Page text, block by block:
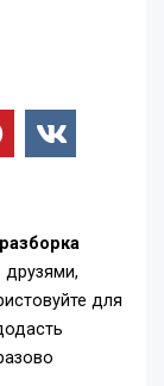
друзями,
для